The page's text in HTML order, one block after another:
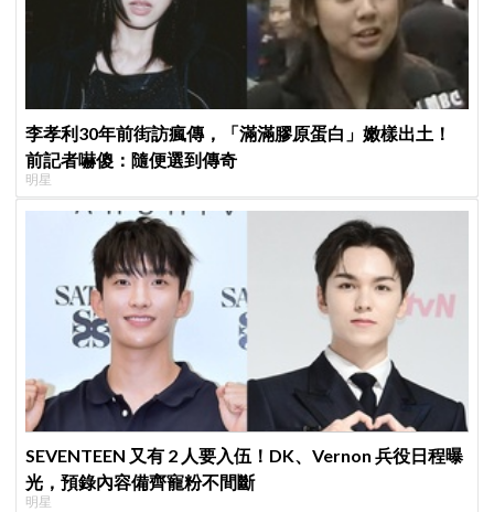
李孝利30年前街訪瘋傳，「滿滿膠原蛋白」嫩樣出土！
前記者嚇傻：隨便選到傳奇
明星
SEVENTEEN 又有 2 人要入伍！DK、Vernon 兵役日程曝
光，預錄內容備齊寵粉不間斷
明星